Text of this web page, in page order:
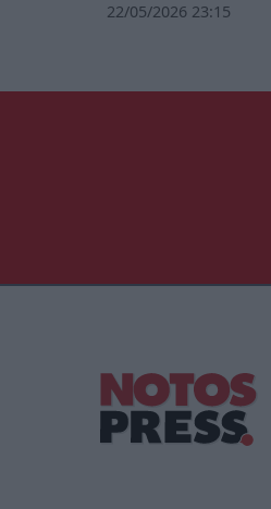
22/05/2026 23:15